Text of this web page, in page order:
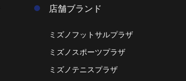
店舗ブランド
ミズノフットサルプラザ
ミズノスポーツプラザ
ミズノテニスプラザ